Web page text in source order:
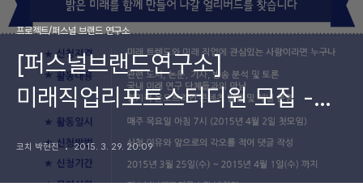
프로젝트/퍼스널 브랜드 연구소
[퍼스널브랜드연구소]
미래직업리포트스터디원 모집 -
함께 성장할 얼리버드를 모집합니다
코치 박현진 2015. 3. 29. 20:09